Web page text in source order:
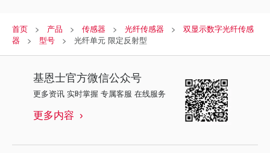
首页 产品 传感器 光纤传感器
双显示数字光纤传感
器
型号 光纤单元 限定反射型
基恩士官方微信公众号
更多资讯 实时掌握 专属客服 在线服务
更多内容